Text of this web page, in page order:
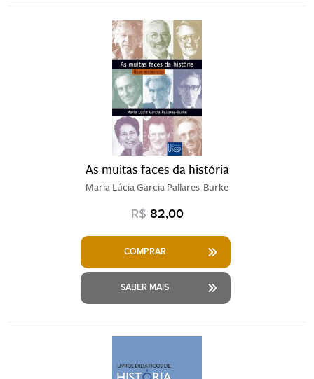
As muitas faces da história
Maria Lúcia Garcia Pallares-Burke
R$ 82,00
COMPRAR
SABER MAIS